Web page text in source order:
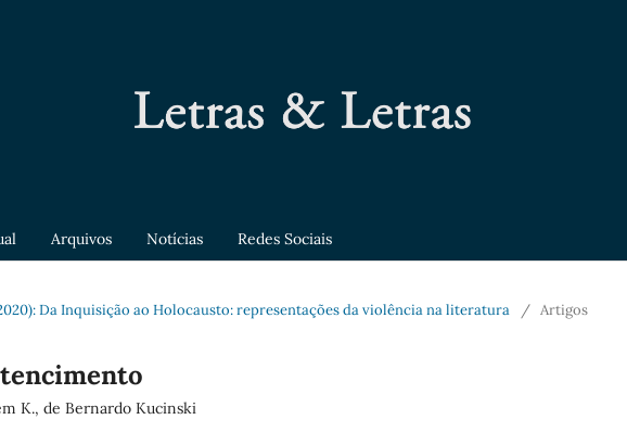
Arquivos Notícias Redes Sociais
Da Inquisição ao Holocausto: representações da violência na literatura / Artigos
K., de Bernardo Kucinski